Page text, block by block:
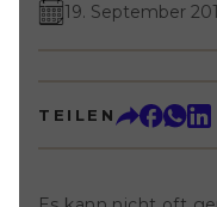
im
sie ihm
denn erfolgreich
auf
19. September
TEILEN